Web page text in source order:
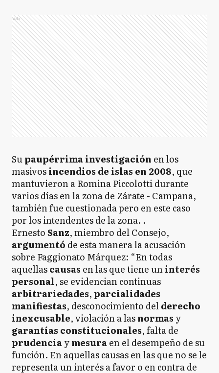
Ads
Supaupérrima investigación en los
masivosincendios de islas en 2008, que
mantuvieron a Romina Piccolotti durante
varios días en la zona de Zárate - Campana,
también fue cuestionada pero en este caso
por los intendentes de la zona. .
ErnestoSanz, miembro del Consejo,
argumentó de esta manera la acusación
sobre Faggionato Márquez: “En todas
aquellascausas en las que tiene uninterés
personal, se evidencian continuas
arbitrariedades, parcialidades
manifiestas, desconocimiento delderecho
inexcusable, violación a lasnormas y
garantías constitucionales, falta de
prudenciaymesuraen el desempeño de su
función. En aquellas causas en las que no se le
representa un interés a favor o en contra de